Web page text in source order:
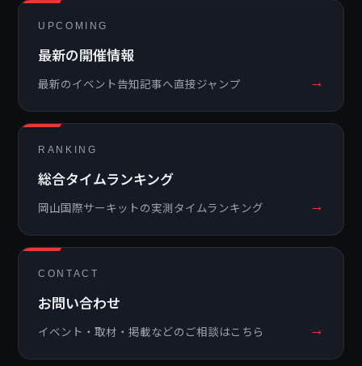
UPCOMING
最新の開催情報
最新のイベント告知記事へ直接ジャンプ →
RANKING
総合タイムランキング
岡山国際サーキットの実測タイムランキング →
CONTACT
お問い合わせ
イベント・取材・掲載などのご相談はこちら →